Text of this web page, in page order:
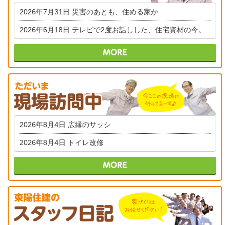
2026年7月31日 災害のあとも、住める家か
2026年6月18日 テレビで2度お話しした、住宅資材の今。
2026年8月4日 広縁のサッシ
2026年8月4日 トイレ改修